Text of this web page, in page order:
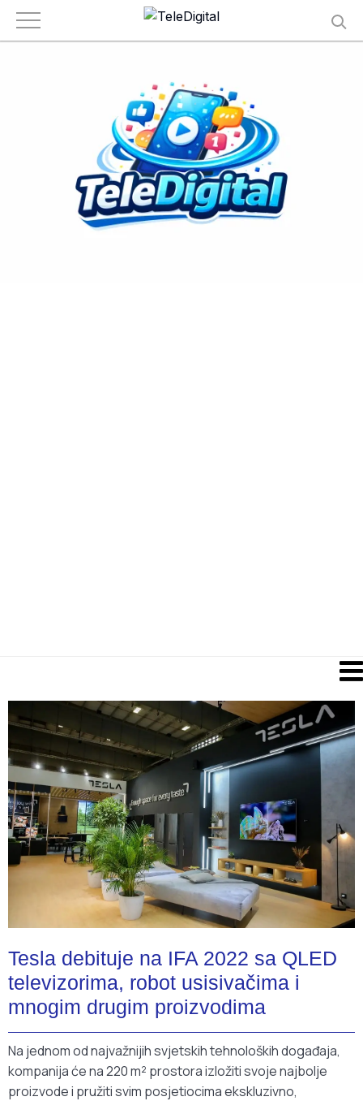
Tesla debituje na IFA 2022 sa QLED
televizorima, robot usisivačima i
mnogim drugim proizvodima
Na jednom od najvažnijih svjetskih tehnoloških događaja,
kompanija će na 220 m² prostora izložiti svoje najbolje
proizvode i pružiti svim posjetiocima ekskluzivno,